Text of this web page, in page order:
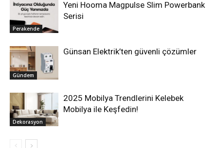
Perakende
Yeni Hooma Magpulse Slim Powerbank
Serisi
Gündem
Günsan Elektrik’ten güvenli çözümler
Dekorasyon
2025 Mobilya Trendlerini Kelebek
Mobilya ile Keşfedin!